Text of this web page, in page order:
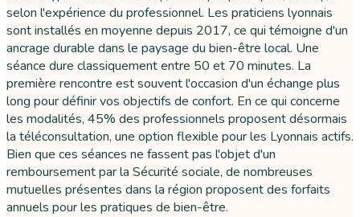
selon l'expérience du professionnel. Les praticiens lyonnais
sont installés en moyenne depuis 2017, ce qui témoigne d'un
ancrage durable dans le paysage du bien-être local. Une
séance dure classiquement entre 50 et 70 minutes. La
première rencontre est souvent l'occasion d'un échange plus
long pour définir vos objectifs de confort. En ce qui concerne
les modalités, 45% des professionnels proposent désormais
la téléconsultation, une option flexible pour les Lyonnais actifs.
Bien que ces séances ne fassent pas l'objet d'un
remboursement par la Sécurité sociale, de nombreuses
mutuelles présentes dans la région proposent des forfaits
annuels pour les pratiques de bien-être.